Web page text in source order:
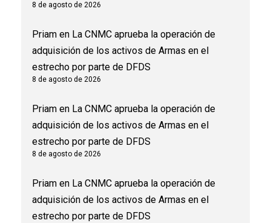
8 de agosto de 2026
Priam en La CNMC aprueba la operación de
adquisición de los activos de Armas en el
estrecho por parte de DFDS
8 de agosto de 2026
Priam en La CNMC aprueba la operación de
adquisición de los activos de Armas en el
estrecho por parte de DFDS
8 de agosto de 2026
Priam en La CNMC aprueba la operación de
adquisición de los activos de Armas en el
estrecho por parte de DFDS